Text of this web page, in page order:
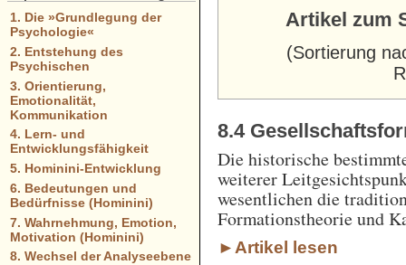
Artikel zum
(Sortierung
8.4
Die historische
weiterer
wesentlichen die
Formationstheorie und
►Artikel lesen
1. Die »Grundlegung der
Psychologie«
2. Entstehung des
Psychischen
3. Orientierung,
Emotionalität,
Kommunikation
4. Lern- und
Entwicklungsfähigkeit
5. Hominini-Entwicklung
6. Bedeutungen und
Bedürfnisse (Hominini)
7. Wahrnehmung, Emotion,
Motivation (Hominini)
8. Wechsel der Analyseebene